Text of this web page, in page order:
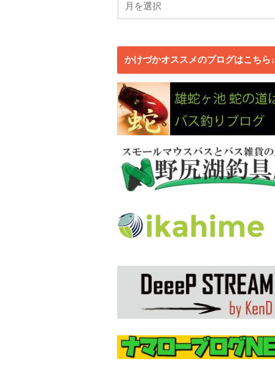
かけづかオススメのブログはこちら↓